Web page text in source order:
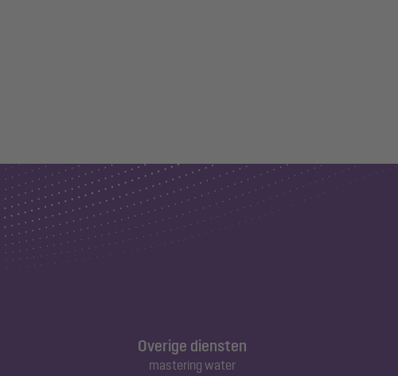
Overige diensten
mastering water